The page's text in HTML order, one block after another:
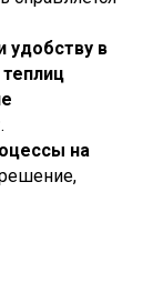
удобству в
.
на